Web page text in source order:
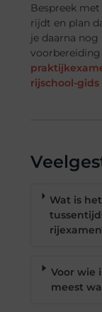
Bespreek
rijdt en plan
je daarna
rijschool-gids
Wat is
Voor wie
meest